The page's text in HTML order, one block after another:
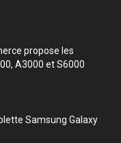
propose les
A3000 et S6000
Samsung Galaxy